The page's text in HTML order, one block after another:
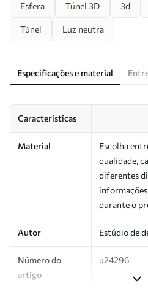
Esfera Túnel 3D 3d
Túnel Luz neutra
Especificações e material
Características
Material
Escolha
qualidade,
diferentes
durante o
Autor Estúdio de
Número do
artigo
u24296